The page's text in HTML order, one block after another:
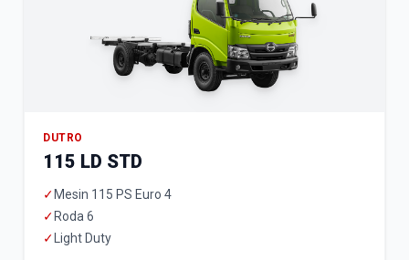
DUTRO
115 LD STD
✓ Mesin 115 PS Euro 4
✓ Roda 6
✓ Light Duty